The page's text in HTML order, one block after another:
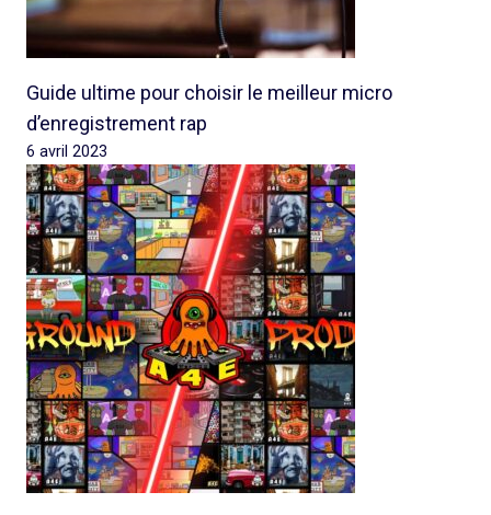
Guide ultime pour choisir le meilleur micro
d’enregistrement rap
6 avril 2023